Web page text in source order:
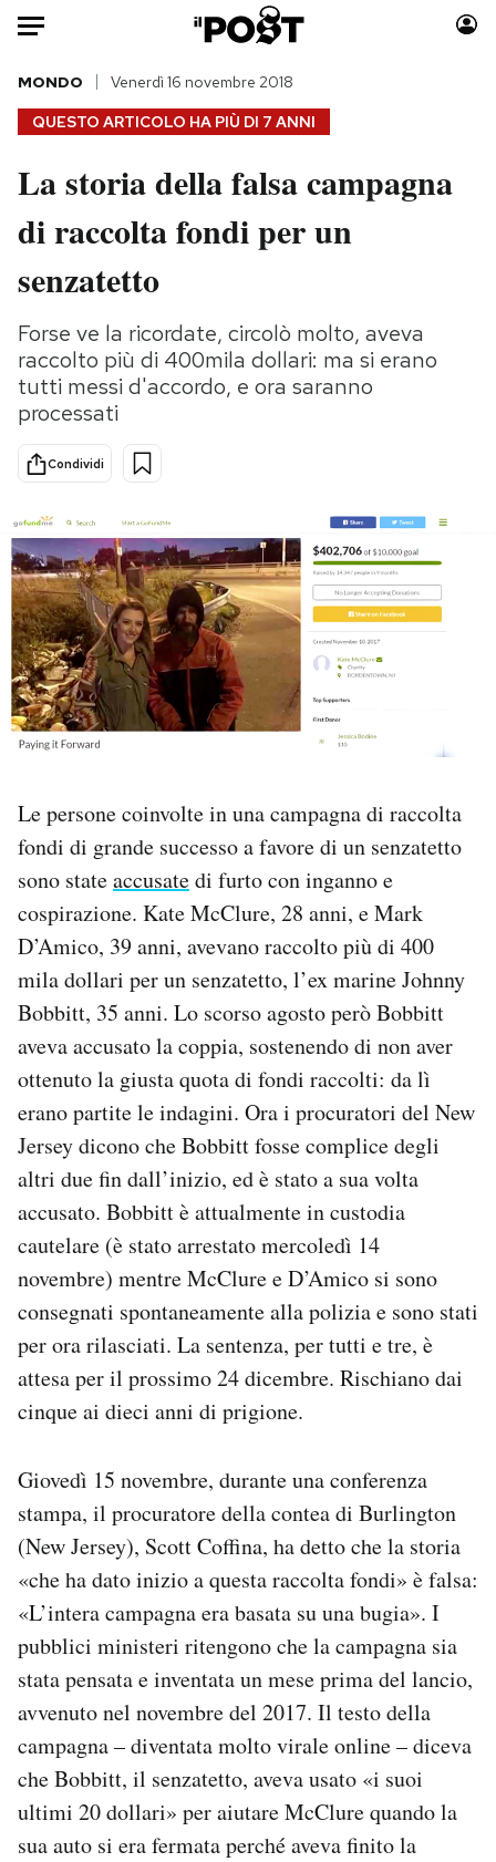
Auto
HOME
Italia
Politica
Tecnologia
Scienza
Cultura
Economia
Sport
Moda
Consumismi
Media
PODCAST
NEWSLETTER
I MIEI PREFERITI
CALENDARIO
AREA PERSONALE
Area Personale
Newsletter
Notifiche mobile
Regala il Post
QUESTO ARTICOLO HA PIÙ DI 7 ANNI
MONDO Venerdì 16 novembre 2018
La storia della falsa campagna
di raccolta fondi per un
senzatetto
Forse ve la ricordate, circolò molto, aveva
raccolto più di 400mila dollari: ma si erano
tutti messi d'accordo, e ora saranno
processati
Condividi
Le persone coinvolte in una campagna di raccolta
fondi di grande successo a favore di un senzatetto
sono stateaccusatedi furto con inganno e
cospirazione. Kate McClure, 28 anni, e Mark
D’Amico, 39 anni, avevano raccolto più di 400
mila dollari per un senzatetto, l’ex marine Johnny
Bobbitt, 35 anni. Lo scorso agosto però Bobbitt
aveva accusato la coppia, sostenendo di non aver
ottenuto la giusta quota di fondi raccolti: da lì
erano partite le indagini. Ora i procuratori del New
Jersey dicono che Bobbitt fosse complice degli
altri due fin dall’inizio, ed è stato a sua volta
accusato. Bobbitt è attualmente in custodia
cautelare (è stato arrestato mercoledì 14
novembre) mentre McClure e D’Amico si sono
consegnati spontaneamente alla polizia e sono stati
per ora rilasciati. La sentenza, per tutti e tre, è
attesa per il prossimo 24 dicembre. Rischiano dai
cinque ai dieci anni di prigione.
Giovedì 15 novembre, durante una conferenza
stampa, il procuratore della contea di Burlington
(New Jersey), Scott Coffina, ha detto che la storia
«che ha dato inizio a questa raccolta fondi» è falsa:
«L’intera campagna era basata su una bugia». I
pubblici ministeri ritengono che la campagna sia
stata pensata e inventata un mese prima del lancio,
avvenuto nel novembre del 2017. Il testo della
campagna – diventata molto virale online – diceva
che Bobbitt, il senzatetto, aveva usato «i suoi
ultimi 20 dollari» per aiutare McClure quando la
sua auto si era fermata perché aveva finito la